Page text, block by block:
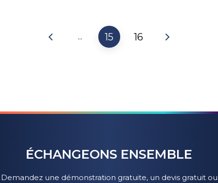
... 15 16
ÉCHANGEONS ENSEMBLE
Demandez une démonstration gratuite, un devis gratuit ou